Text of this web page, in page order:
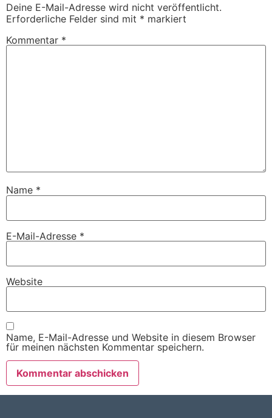
Deine E-Mail-Adresse wird nicht veröffentlicht.
Erforderliche Felder sind mit * markiert
Kommentar *
Name *
E-Mail-Adresse *
Website
Name, E-Mail-Adresse und Website in diesem Browser
für meinen nächsten Kommentar speichern.